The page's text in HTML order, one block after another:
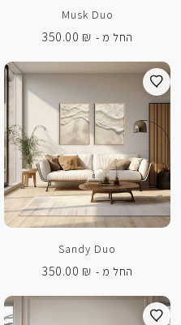
Musk Duo
החל מ -
350.00 ₪
Sandy Duo
החל מ -
350.00 ₪